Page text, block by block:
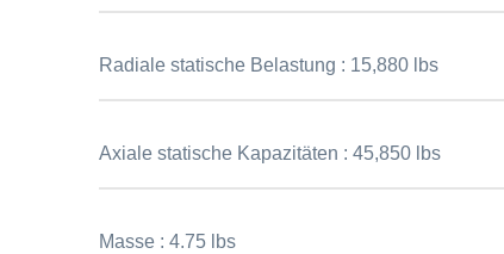
Radiale statische Belastung : 15,880 lbs
Axiale statische Kapazitäten :45,850 lbs
Masse :4.75 lbs